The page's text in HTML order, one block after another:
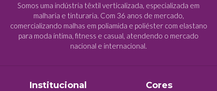
Somos uma indústria têxtil verticalizada, especializada em
malharia e tinturaria. Com 36 anos de mercado,
comercializando malhas em poliamida e poliéster com elastano
para moda íntima, fitness e casual, atendendo o mercado
nacional e internacional.
Institucional Cores